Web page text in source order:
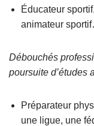
Éducateur
animateur
Débouchés
poursuite d’études
Préparateur
une ligue, une